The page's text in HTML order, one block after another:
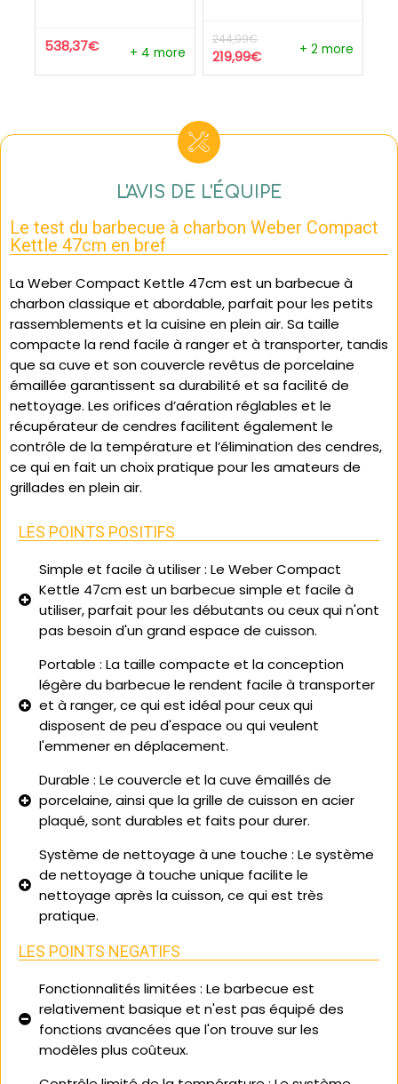
538,37€ + 4 more
244,99€
219,99€ + 2 more
L'AVIS DE L'ÉQUIPE
Le test du barbecue à charbon Weber Compact
Kettle 47cm en bref
La Weber Compact Kettle 47cm est un barbecue à
charbon classique et abordable, parfait pour les petits
rassemblements et la cuisine en plein air. Sa taille
compacte la rend facile à ranger et à transporter, tandis
que sa cuve et son couvercle revêtus de porcelaine
émaillée garantissent sa durabilité et sa facilité de
nettoyage. Les orifices d’aération réglables et le
récupérateur de cendres facilitent également le
contrôle de la température et l’élimination des cendres,
ce qui en fait un choix pratique pour les amateurs de
grillades en plein air.
LES POINTS POSITIFS
Simple et facile à utiliser: Le Weber Compact
Kettle 47cm est un barbecue simple et facile à
utiliser, parfait pour les débutants ou ceux qui n'ont
pas besoin d'un grand espace de cuisson.
Portable : La taille compacte et la conception
légère du barbecue le rendent facile à transporter
et à ranger, ce qui est idéal pour ceux qui
disposent de peu d'espace ou qui veulent
l'emmener en déplacement.
Durable : Le couvercle et la cuve émaillés de
porcelaine, ainsi que la grille de cuisson en acier
plaqué, sont durables et faits pour durer.
Système de nettoyage à une touche : Le système
de nettoyage à touche unique facilite le
nettoyage après la cuisson, ce qui est très
pratique.
LES POINTS NEGATIFS
Fonctionnalités limitées : Le barbecue est
relativement basique et n'est pas équipé des
fonctions avancées que l'on trouve sur les
modèles plus coûteux.